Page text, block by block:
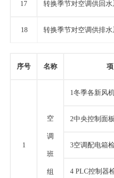
17 转换季节对空调供回
18 转换季节对空调供排
序号 名称 项
1
空
调
班
组
1冬季各新风
2中央控制面
3空调配电箱
4 PLC控制器